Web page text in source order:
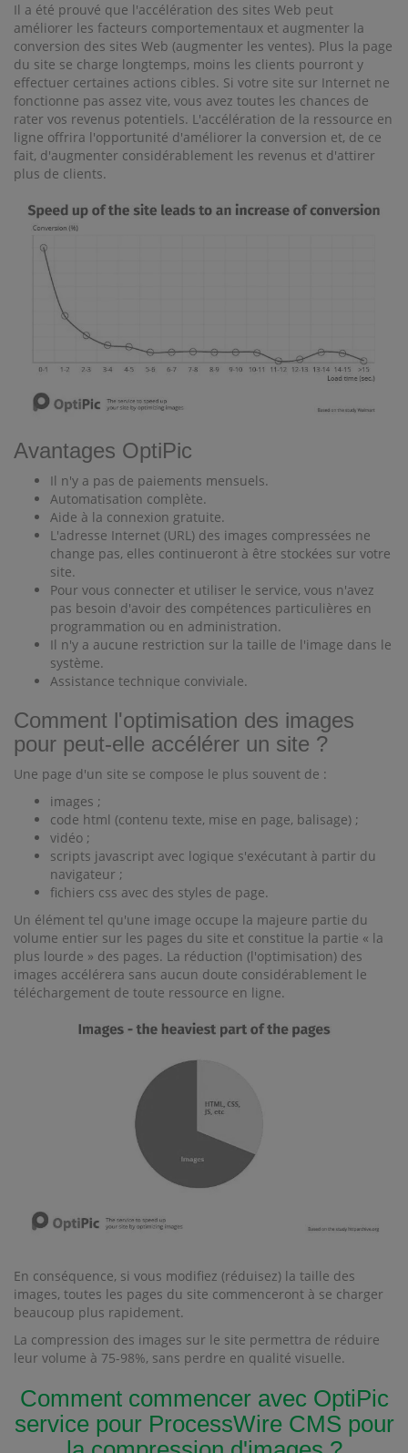
Il a été prouvé que l'accélération des sites Web peut
améliorer les facteurs comportementaux et augmenter la
conversion des sites Web (augmenter les ventes). Plus la page
du site se charge longtemps, moins les clients pourront y
effectuer certaines actions cibles. Si votre site sur Internet ne
fonctionne pas assez vite, vous avez toutes les chances de
rater vos revenus potentiels. L'accélération de la ressource en
ligne offrira l'opportunité d'améliorer la conversion et, de ce
fait, d'augmenter considérablement les revenus et d'attirer
plus de clients.
Avantages OptiPic
Il n'y a pas de paiements mensuels.
Automatisation complète.
Aide à la connexion gratuite.
L'adresse Internet (URL) des images compressées ne
change pas, elles continueront à être stockées sur votre
site.
Pour vous connecter et utiliser le service, vous n'avez
pas besoin d'avoir des compétences particulières en
programmation ou en administration.
Il n'y a aucune restriction sur la taille de l'image dans le
système.
Assistance technique conviviale.
Comment l'optimisation des images
pour peut-elle accélérer un site ?
Une page d'un site se compose le plus souvent de :
images ;
code html (contenu texte, mise en page, balisage) ;
vidéo ;
scripts javascript avec logique s'exécutant à partir du
navigateur ;
fichiers css avec des styles de page.
Un élément tel qu'une image occupe la majeure partie du
volume entier sur les pages du site et constitue la partie « la
plus lourde » des pages. La réduction (l'optimisation) des
images accélérera sans aucun doute considérablement le
téléchargement de toute ressource en ligne.
En conséquence, si vous modifiez (réduisez) la taille des
images, toutes les pages du site commenceront à se charger
beaucoup plus rapidement.
La compression des images sur le site permettra de réduire
leur volume à 75-98%, sans perdre en qualité visuelle.
Comment commencer avec OptiPic
service pour ProcessWire CMS pour